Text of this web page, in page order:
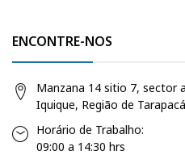
ENCONTRE-NOS
Manzana 14 sitio 7, sector
Iquique, Região de
Horário de Trabalho:
09:00 a 14:30 hrs